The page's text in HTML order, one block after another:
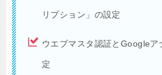
リプション」の設定
ウエブマスタ認証とGoogleア
定